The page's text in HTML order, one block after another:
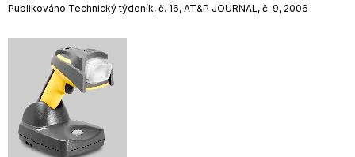
Publikováno Technický týdeník, č. 16, AT&P JOURNAL, č. 9, 2006